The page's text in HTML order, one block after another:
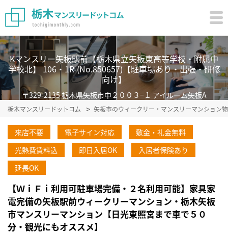
Kマンスリー矢板駅前【栃木県立矢板東高等学校・附属中
学校北】 106・1R-(No.850657)【駐車場あり・出張・研修
向け】
〒329-2135 栃木県矢板市中２００３−１ アイルーム矢板A
栃木マンスリードットコム 矢板市のウィークリー・マンスリーマンション
来店不要 電子サイン対応
敷金・礼金無料
光熱費賃料込
即日入居OK
入居者保険あり
延長OK
【ＷｉＦｉ利用可駐車場完備・２名利用可能】家具家
電完備の矢板駅前ウィークリーマンション・栃木矢板
市マンスリーマンション【日光東照宮まで車で５０
分・観光にもオススメ】